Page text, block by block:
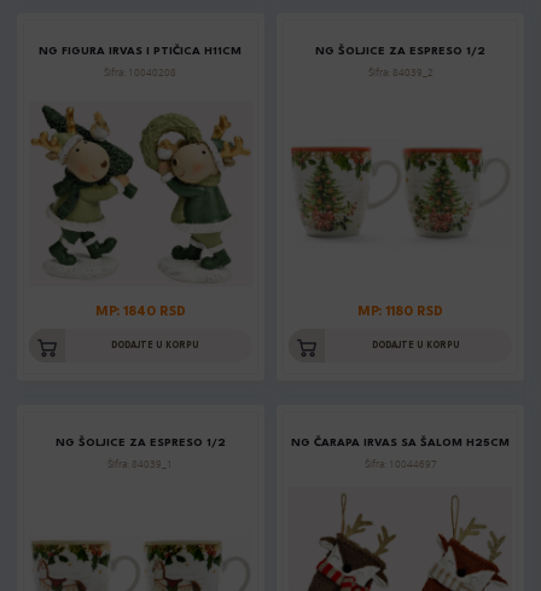
NG FIGURA IRVAS I PTIČICA H11CM
Šifra: 10040208
MP: 1840 RSD
DODAJTE U KORPU
NG ŠOLJICE ZA ESPRESO 1/2
Šifra: 84039_2
MP: 1180 RSD
DODAJTE U KORPU
NG ŠOLJICE ZA ESPRESO 1/2
Šifra: 84039_1
NG ČARAPA IRVAS SA ŠALOM H25CM
Šifra: 10044697